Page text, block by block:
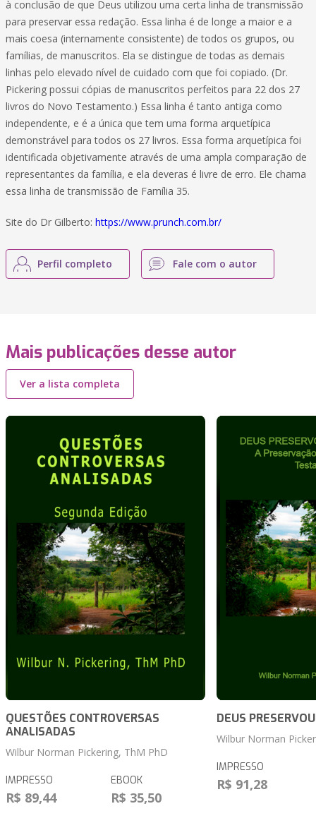
à conclusão de que Deus utilizou uma certa linha de transmissão
para preservar essa redação. Essa linha é de longe a maior e a
mais coesa (internamente consistente) de todos os grupos, ou
famílias, de manuscritos. Ela se distingue de todas as demais
linhas pelo elevado nível de cuidado com que foi copiado. (Dr.
Pickering possui cópias de manuscritos perfeitos para 22 dos 27
livros do Novo Testamento.) Essa linha é tanto antiga como
independente, e é a única que tem uma forma arquetípica
demonstrável para todos os 27 livros. Essa forma arquetípica foi
identificada objetivamente através de uma ampla comparação de
representantes da família, e ela deveras é livre de erro. Ele chama
essa linha de transmissão de Família 35.
Site do Dr Gilberto: https://www.prunch.com.br/
Perfil completo Fale com o autor
Mais publicações desse autor
Ver a lista completa
QUESTÕES CONTROVERSAS
ANALISADAS
Wilbur Norman Pickering, ThM PhD
IMPRESSO
R$ 89,44
EBOOK
R$ 35,50
DEUS
Wilbur Norman
IMPRESSO
R$ 91,28